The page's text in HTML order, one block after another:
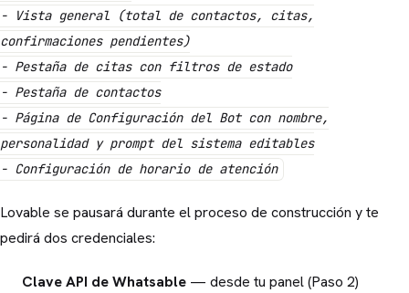
- Vista general (total de contactos, citas,
confirmaciones pendientes)
- Pestaña de citas con filtros de estado
- Pestaña de contactos
- Página de Configuración del Bot con nombre,
personalidad y prompt del sistema editables
- Configuración de horario de atención
Lovable se pausará durante el proceso de construcción y te
pedirá dos credenciales:
Clave API de Whatsable — desde tu panel (Paso 2)